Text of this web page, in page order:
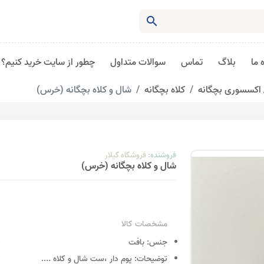
search
ما بلاگ تماس سوالات متداول چطور از سایت خرید کنیم؟
اکسسوری بچگانه کلاه بچگانه شال و کلاه بچگانه (خرس)
فروشنده: فروشگاه گیلار
شال و کلاه بچگانه (خرس)
مشخصات کالا
جنس: بافت
توضیحات: پوم دار ،ست شال و کلاه ....